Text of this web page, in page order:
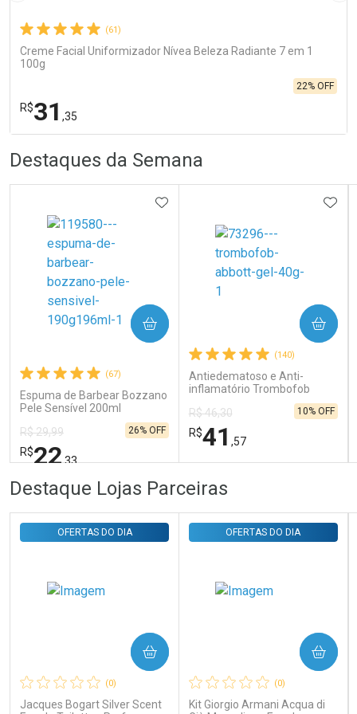
(61)
Creme Facial Uniformizador Nívea Beleza Radiante 7 em 1
100g
R$31 ,35
22% OFF
Laboratório
Comprar sem Desconto
Por R$ 31,35/cada
Por Menos
Comprar sem Desconto
Por R$ 31,35/cada
Destaques da Semana
(67)
Espuma de Barbear Bozzano
Pele Sensível 200ml
R$ 29,99
R$22,33
26% OFF
ADICIONAR AOS FAVORITOS
COMPRAR
FECHAR
Laboratório
Comprar sem Desconto
FECHAR
Por Menos
Comprar sem Desconto
(140)
Antiedematoso e Anti-
inflamatório Trombofob
R$ 46,30
R$41 ,57
10% OFF
COMPRAR
Comprar sem Desconto
Por Menos
Comprar sem Desconto
Destaque Lojas Parceiras
(0)
Jacques Bogart Silver Scent
OFERTAS DO DIA
COMPRAR
(0)
Kit Giorgio Armani Acqua di
OFERTAS DO DIA
COMPRAR